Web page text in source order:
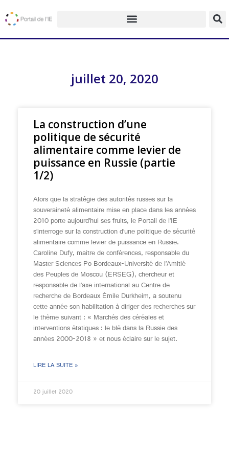
juillet 20, 2020
La construction d’une
politique de sécurité
alimentaire comme levier de
puissance en Russie (partie
1/2)
Alors que la stratégie des autorités russes sur la
souveraineté alimentaire mise en place dans les années
2010 porte aujourd’hui ses fruits, le Portail de l’IE
s’interroge sur la construction d’une politique de sécurité
alimentaire comme levier de puissance en Russie.
Caroline Dufy, maitre de conférences, responsable du
Master Sciences Po Bordeaux-Université de l’Amitié
des Peuples de Moscou (ERSEG), chercheur et
responsable de l’axe international au Centre de
recherche de Bordeaux Émile Durkheim, a soutenu
cette année son habilitation à diriger des recherches sur
le thème suivant : « Marchés des céréales et
interventions étatiques : le blé dans la Russie des
années 2000-2018 » et nous éclaire sur le sujet.
LIRE LA SUITE »
20 juillet 2020